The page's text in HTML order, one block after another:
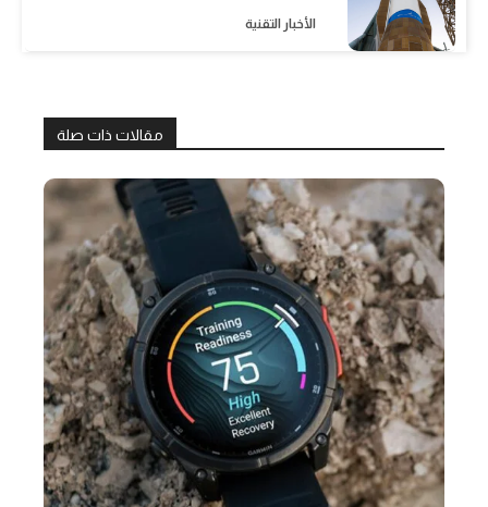
الأخبار التقنية
مقالات ذات صلة